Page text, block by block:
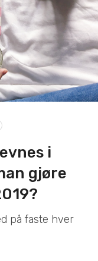
i
gjøre
på faste hver